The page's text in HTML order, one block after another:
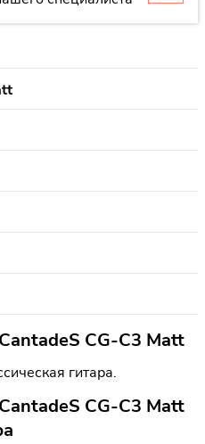
CG-C3 Matt
гитара.
CG-C3 Matt